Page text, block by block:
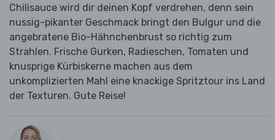
Chilisauce wird dir deinen Kopf verdrehen, denn sein
nussig-pikanter Geschmack bringt den Bulgur und die
angebratene Bio-Hähnchenbrust so richtig zum
Strahlen. Frische Gurken, Radieschen, Tomaten und
knusprige Kürbiskerne machen aus dem
unkomplizierten Mahl eine knackige Spritztour ins Land
der Texturen. Gute Reise!